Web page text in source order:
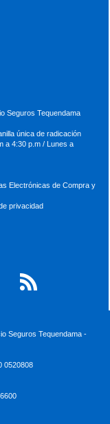
Seguros Tequendama
única de radicación
a 4:30 p.m / Lunes a
Electrónicas de Compra y
privacidad
Seguros Tequendama -
0520808